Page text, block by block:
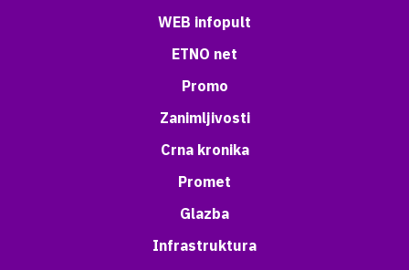
WEB infopult
ETNO net
Promo
Zanimljivosti
Crna kronika
Promet
Glazba
Infrastruktura